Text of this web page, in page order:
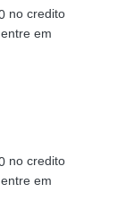
no credito
em
no credito
em